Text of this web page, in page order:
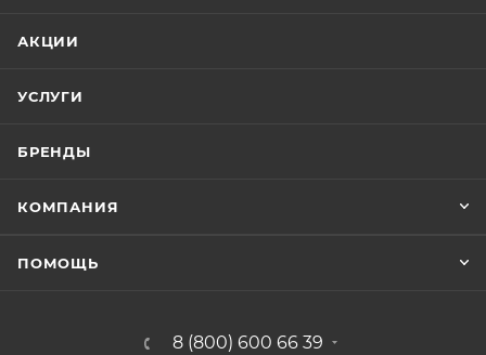
АКЦИИ
УСЛУГИ
БРЕНДЫ
КОМПАНИЯ
ПОМОЩЬ
8 (800) 600 66 39